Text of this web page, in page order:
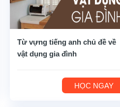
Từ vựng tiếng anh chủ đề về
vật dụng gia đình
HỌC NGAY